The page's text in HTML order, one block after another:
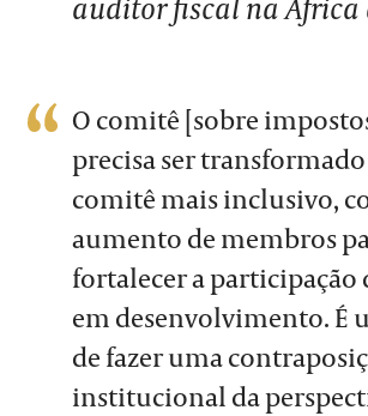
O comitê [sobre
precisa ser
comitê mais inclusivo,
aumento de membros
fortalecer a participação
em desenvolvimento. É
de fazer uma
institucional da